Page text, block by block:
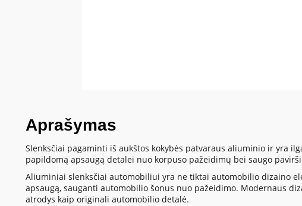
Aprašymas
Slenksčiai pagaminti iš aukštos kokybės patvaraus aliuminio ir yra
papildomą apsaugą detalei nuo korpuso pažeidimų bei saugo
Aliuminiai slenksčiai automobiliui yra ne tiktai automobilio dizaino
apsaugą, sauganti automobilio šonus nuo pažeidimo. Modernaus
atrodys kaip originali automobilio detalė.